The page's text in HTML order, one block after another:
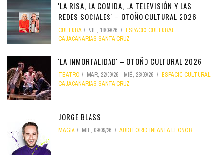
'LA RISA, LA COMIDA, LA TELEVISIÓN Y LAS
REDES SOCIALES' – OTOÑO CULTURAL 2026
CULTURA VIE, 18/09/26
ESPACIO CULTURAL
CAJACANARIAS SANTA CRUZ
'LA INMORTALIDAD' – OTOÑO CULTURAL 2026
TEATRO MAR, 22/09/26 - MIÉ, 23/09/26
ESPACIO CULTURAL
CAJACANARIAS SANTA CRUZ
JORGE BLASS
MAGIA MIÉ, 09/09/26 AUDITORIO INFANTA LEONOR